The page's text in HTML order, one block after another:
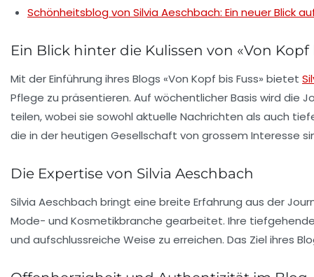
Schönheitsblog von Silvia Aeschbach: Ein neuer Blick
Ein Blick hinter die Kulissen von «Von Kopf
Mit der Einführung ihres Blogs «Von Kopf bis Fuss» bietet
Pflege zu präsentieren. Auf wöchentlicher Basis wird die
teilen, wobei sie sowohl aktuelle Nachrichten als auch
die in der heutigen Gesellschaft von grossem Interesse
Die Expertise von Silvia Aeschbach
Silvia Aeschbach bringt eine breite Erfahrung aus der
Mode- und Kosmetikbranche gearbeitet. Ihre tiefgehende
und aufschlussreiche Weise zu erreichen. Das Ziel ihres